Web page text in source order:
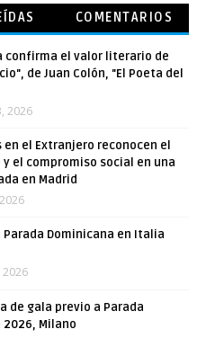
COMENTARIOS
confirma el valor literario de
de Juan Colón, "El Poeta del
2026
el Extranjero reconocen el
el compromiso social en una
en Madrid
Dominicana en Italia
2026
de gala previo a Parada
Milano